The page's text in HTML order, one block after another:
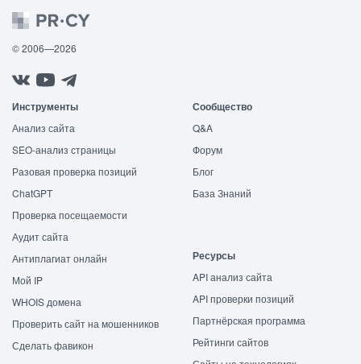
© 2006—2026
Инструменты
Анализ сайта
SEO-анализ страницы
Разовая проверка позиций
ChatGPT
Проверка посещаемости
Аудит сайта
Антиплагиат онлайн
Мой IP
WHOIS домена
Проверить сайт на мошенников
Сделать фавикон
Сообщество
Q&A
Форум
Блог
База Знаний
Ресурсы
API анализ сайта
API проверки позиций
Партнёрская программа
Рейтинги сайтов